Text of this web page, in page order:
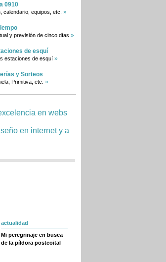
0910
calendario, equipos, etc. »
y previsión de cinco días »
de esquí
estaciones de esquí »
y Sorteos
Primitiva, etc. »
actualidad
Mi peregrinaje en busca
de la píldora postcoital